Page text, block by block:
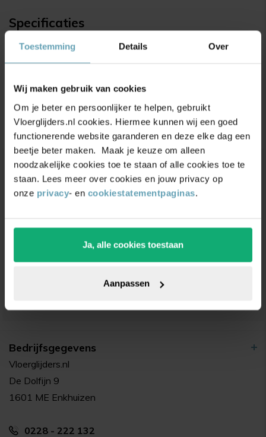
Toestemming Details Over
Wij maken gebruik van cookies
Om je beter en persoonlijker te helpen, gebruikt
Vloerglijders.nl cookies. Hiermee kunnen wij een goed
functionerende website garanderen en deze elke dag een
beetje beter maken. Maak je keuze om alleen
noodzakelijke cookies toe te staan of alle cookies toe te
staan. Lees meer over cookies en jouw privacy op
onze privacy- en cookiestatementpaginas.
Ja, alle cookies toestaan
Aanpassen
Specificaties
Beschrijving
4.9/5(17.500+ reviews)
Uniekekortingsactiesen
inspiratie
ontvangen?
Schrijf je in voor onze nieuwsbrief. Ontvang
exclusieve kortingen,leuketips,en5% korting
Bedrijfsgegevens
Vloerglijders.nl
De Dolfijn 9
1601 ME Enkhuizen
0228 - 222 132